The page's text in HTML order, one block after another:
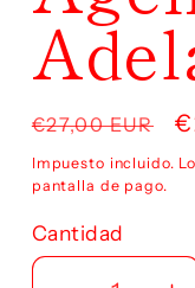
Precio
habitual
€27,00 EUR
Impuesto incluido.
pantalla de pago.
Cantidad